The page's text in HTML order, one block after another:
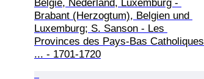
België, Nederland, Luxemburg -
Brabant (Herzogtum), Belgien und
Luxemburg; S. Sanson - Les
Provinces des Pays-Bas Catholiques
... - 1701-1720